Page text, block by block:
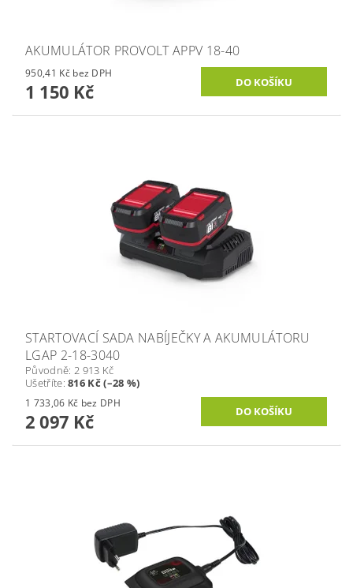
AKUMULÁTOR PROVOLT APPV 18-40
950,41 Kč bez DPH
1 150 Kč
STARTOVACÍ SADA NABÍJEČKY A AKUMULÁTORU
LGAP 2-18-3040
Původně: 2 913 Kč
Ušetříte:816 Kč (–28 %)
1 733,06 Kč bez DPH
2 097 Kč